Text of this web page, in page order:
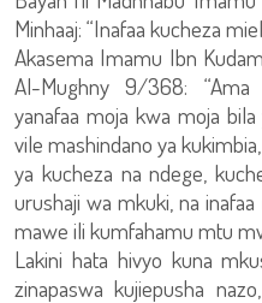
Minhaaj: “Inafaa kucheza
Akasema Imamu Ibn
Al-Mughny 9/368:
yanafaa moja kwa moja
vile mashindano ya
ya kucheza na ndege,
urushaji wa mkuki, na
mawe ili kumfahamu mtu
Lakini hata hivyo kuna
zinapaswa kujiepusha